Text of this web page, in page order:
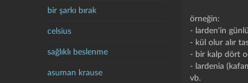
bir şarkı bırak
celsius
sağlıklı beslenme
asuman krause
örneğin:
- larden'in
- kül olur alır
- bir kalp dört
- lardenia
vb.